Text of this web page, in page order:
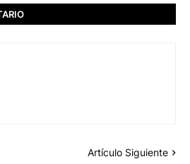
Artículo Siguiente